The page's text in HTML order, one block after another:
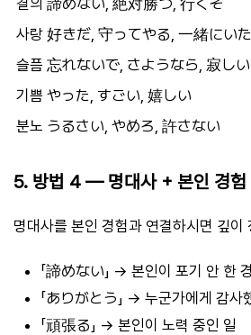
사랑 好きだ, 守ってやる, 一緒にい
슬픔 忘れないで, さようなら, 寂しい
기쁨 やった, すごい, 嬉しい
분노 うるさい, やめろ, 許さない
5. 방법 4 — 명대사 + 본인 경험
명대사를 본인 경험과 연결하시면 깊이
「諦めない」 → 본인이 포기 안 한
「ありがとう」 → 누군가에게 감사
「頑張る」 → 본인이 노력 중인 일